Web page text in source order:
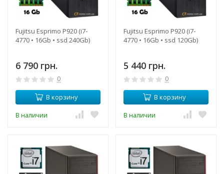
Fujitsu Esprimo P920 (i7-
4770 • 16Gb • ssd 240Gb)
6 790 грн.
0
В корзину
В наличии
Fujitsu Esprimo P920 (i7-
4770 • 16Gb • ssd 120Gb)
5 440 грн.
0
В корзину
В наличии